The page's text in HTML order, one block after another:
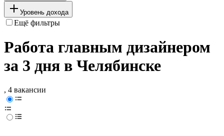
Уровень дохода
Ещё фильтры
Работа главным дизайнером
за 3 дня в Челябинске
, 4 вакансии